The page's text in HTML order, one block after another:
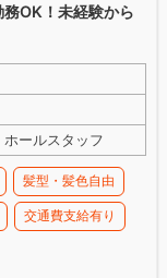
OK！未経験から
ールスタッフ
髪型・髪色自由
交通費支給有り